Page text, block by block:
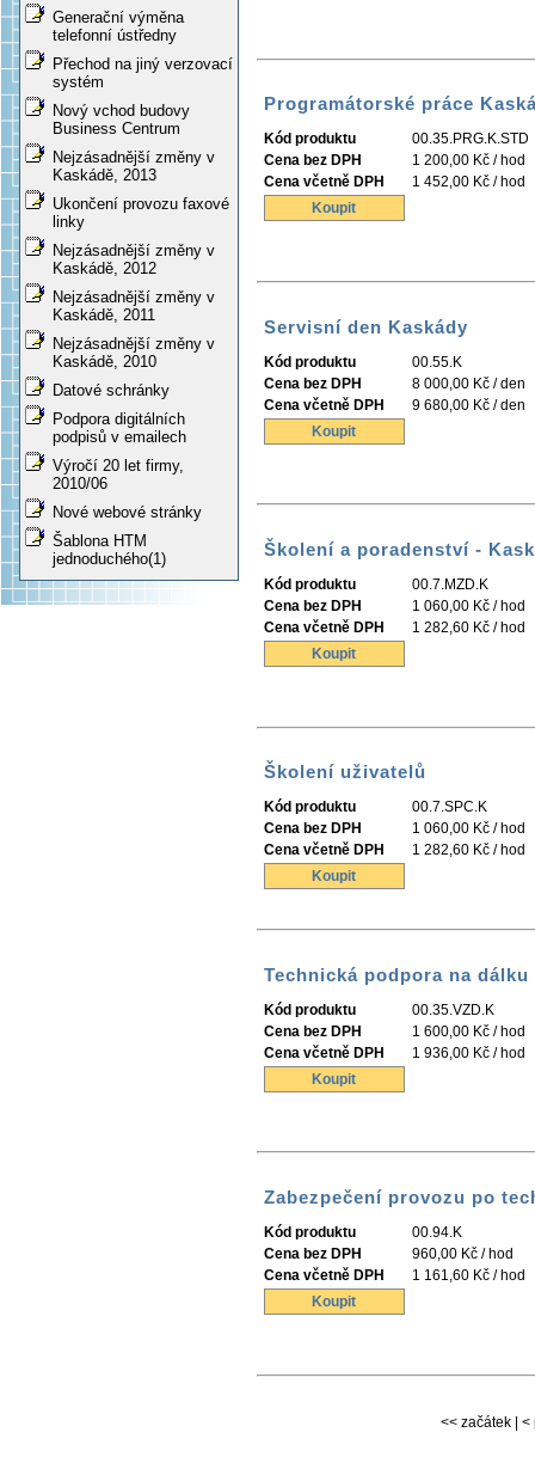
Generační výměna
telefonní ústředny
Přechod na jiný verzovací
systém
Nový vchod budovy
Business Centrum
Nejzásadnější změny v
Kaskádě, 2013
Ukončení provozu faxové
linky
Nejzásadnější změny v
Kaskádě, 2012
Nejzásadnější změny v
Kaskádě, 2011
Nejzásadnější změny v
Kaskádě, 2010
Datové schránky
Podpora digitálních
podpisů v emailech
Výročí 20 let firmy,
2010/06
Nové webové stránky
Šablona HTM
jednoduchého(1)
Programátorské práce
Kód produktu
00.35.PRG.K.STD
Cena bez DPH
1 200,00 Kč / hod
Cena včetně DPH
1 452,00 Kč / hod
Koupit
Servisní den Kaskády
Kód produktu
00.55.K
Cena bez DPH
8 000,00 Kč / den
Cena včetně DPH
9 680,00 Kč / den
Koupit
Školení a poradenství -
Kód produktu
00.7.MZD.K
Cena bez DPH
1 060,00 Kč / hod
Cena včetně DPH
1 282,60 Kč / hod
Koupit
Školení uživatelů
Kód produktu
00.7.SPC.K
Cena bez DPH
1 060,00 Kč / hod
Cena včetně DPH
1 282,60 Kč / hod
Koupit
Technická podpora na dálku
Kód produktu
00.35.VZD.K
Cena bez DPH
1 600,00 Kč / hod
Cena včetně DPH
1 936,00 Kč / hod
Koupit
Zabezpečení provozu po
Kód produktu
00.94.K
Cena bez DPH
960,00 Kč / hod
Cena včetně DPH
1 161,60 Kč / hod
Koupit
<< začátek |